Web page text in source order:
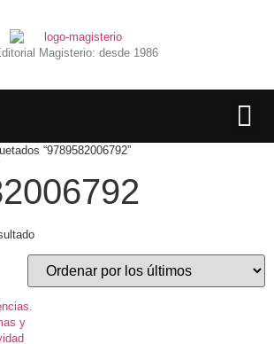
Magisterio: desde 1986
“9789582006792”